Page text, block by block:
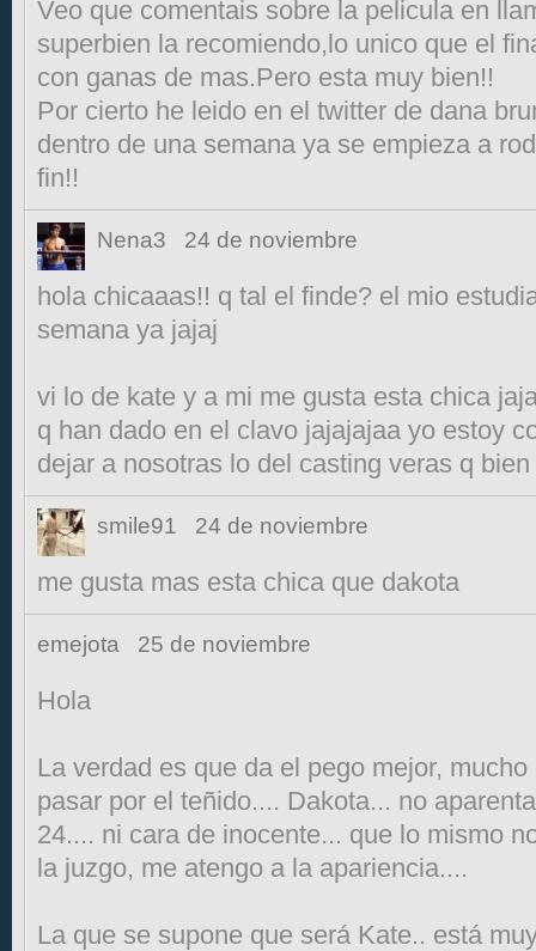
Veo que comentais sobre la pelicula en
superbien la recomiendo,lo unico que el
con ganas de mas.Pero esta muy bien!!
Por cierto he leido en el twitter de dana
dentro de una semana ya se empieza a
fin!!
Nena3 24 de noviembre
hola chicaaas!! q tal el finde? el mio
semana ya jajaj
vi lo de kate y a mi me gusta esta chica
q han dado en el clavo jajajajaa yo estoy
dejar a nosotras lo del casting veras q
smile91 24 de noviembre
me gusta mas esta chica que dakota
emejota 25 de noviembre
Hola
La verdad es que da el pego mejor,
pasar por el teñido.... Dakota... no
24.... ni cara de inocente... que lo mismo
la juzgo, me atengo a la apariencia....
La que se supone que será Kate.. está